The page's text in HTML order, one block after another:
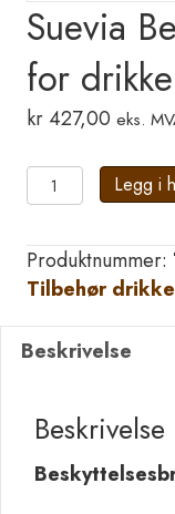
Suevia
for
kr 427,00 eks.
Suevia
Beskyttelses
for
drikkekar
antall
Legg i
Produktnummer:
Tilbehør
Beskrivelse
Beskrivelse